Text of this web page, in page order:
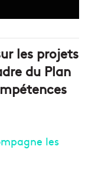
les projets
du Plan
les